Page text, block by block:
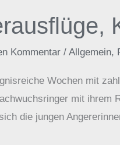
Kommentar /Allgemein,
Wochen mit
mit ihrem
die jungen